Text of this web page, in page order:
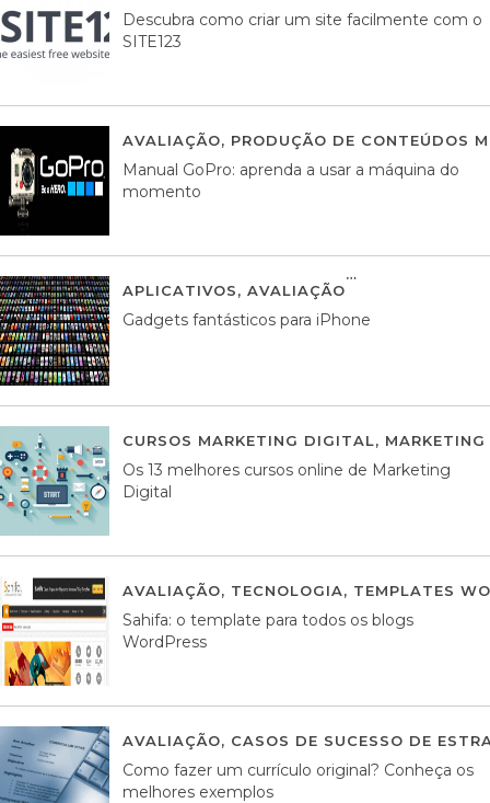
Descubra como criar um site facilmente com o
SITE123
AVALIAÇÃO, PRODUÇÃO DE CONTEÚDOS
Manual GoPro: aprenda a usar a máquina do
momento
APLICATIVOS, AVALIAÇÃO
Gadgets fantásticos para iPhone
CURSOS MARKETING DIGITAL,
Os 13 melhores cursos online de Marketing
Digital
AVALIAÇÃO, TECNOLOGIA, TEMPLATES
Sahifa: o template para todos os blogs
WordPress
AVALIAÇÃO, CASOS DE SUCESSO DE
Como fazer um currículo original? Conheça os
melhores exemplos